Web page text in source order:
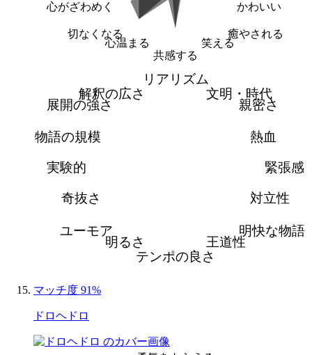
かわいい
癒やされる
笑える
共感する
心温まる
切なくなる
心がざわめく
リアリズム
文明・時代
親密さ
熱血
緊張感
対立性
明快な物語
王道性
テンポの良さ
明るさ
ユーモア
奇抜さ
実験的
物語の規模
展開の強さ
解釈の広さ
マッチ度 91%
ドロヘドロ